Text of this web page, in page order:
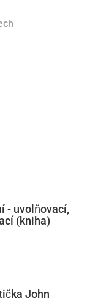
- uvolňovací,
(kniha)
John